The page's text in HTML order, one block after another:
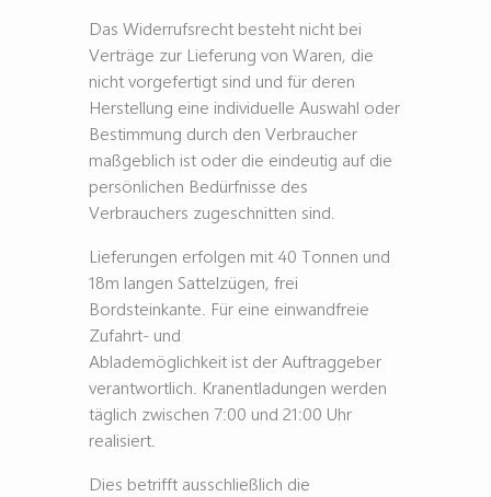
Das Widerrufsrecht besteht nicht bei
Verträge zur Lieferung von Waren, die
nicht vorgefertigt sind und für deren
Herstellung eine individuelle Auswahl oder
Bestimmung durch den Verbraucher
maßgeblich ist oder die eindeutig auf die
persönlichen Bedürfnisse des
Verbrauchers zugeschnitten sind.
Lieferungen erfolgen mit 40 Tonnen und
18m langen Sattelzügen, frei
Bordsteinkante. Für eine einwandfreie
Zufahrt- und
Ablademöglichkeit ist der Auftraggeber
verantwortlich. Kranentladungen werden
täglich zwischen 7:00 und 21:00 Uhr
realisiert.
Dies betrifft ausschließlich die